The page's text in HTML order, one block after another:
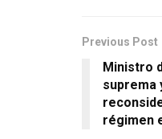
Previous Post
Ministro
suprema
régimen